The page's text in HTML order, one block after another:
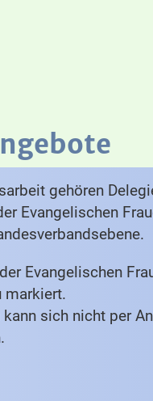
gehören
Evangelischen
Evangelischen
markiert.
kann sich nicht per